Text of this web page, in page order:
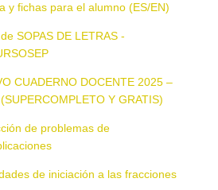
y fichas para el alumno (ES/EN)
SOPAS DE LETRAS -
CUADERNO DOCENTE 2025 –
Y GRATIS)
de problemas de
de iniciación a las fracciones